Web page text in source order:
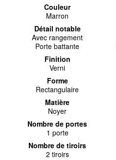
Couleur
Marron
Détail notable
Avec rangement
Porte battante
Finition
Verni
Forme
Rectangulaire
Matière
Noyer
Nombre de portes
1 porte
Nombre de tiroirs
2 tiroirs